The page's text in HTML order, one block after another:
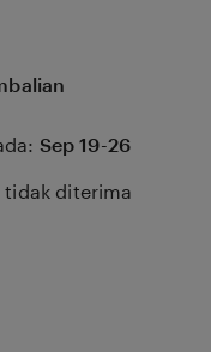
Sep 19-26
tidak diterima